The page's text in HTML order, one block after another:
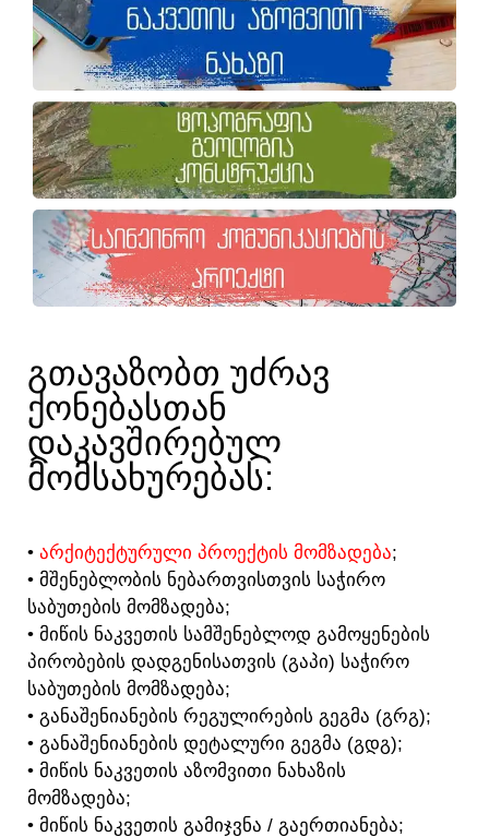
ᲒᲗᲐᲕᲐᲖᲝᲑᲗ ᲣᲫᲠᲐᲕ
ᲥᲝᲜᲔᲑᲐᲡᲗᲐᲜ
ᲓᲐᲙᲐᲕᲨᲘᲠᲔᲑᲣᲚ
ᲛᲝᲛᲡᲐᲮᲣᲠᲔᲑᲐᲡ:​
• ᲐᲠᲥᲘᲢᲔᲥᲢᲣᲠᲣᲚᲘ ᲞᲠᲝᲔᲥᲢᲘᲡ ᲛᲝᲛᲖᲐᲓᲔᲑᲐ;
• ᲛᲨᲔᲜᲔᲑᲚᲝᲑᲘᲡ ᲜᲔᲑᲐᲠᲗᲕᲘᲡᲗᲕᲘᲡ ᲡᲐᲭᲘᲠᲝ
ᲡᲐᲑᲣᲗᲔᲑᲘᲡ ᲛᲝᲛᲖᲐᲓᲔᲑᲐ;
• ᲛᲘᲬᲘᲡ ᲜᲐᲙᲕᲔᲗᲘᲡ ᲡᲐᲛᲨᲔᲜᲔᲑᲚᲝᲓ ᲒᲐᲛᲝᲧᲔᲜᲔᲑᲘᲡ
ᲞᲘᲠᲝᲑᲔᲑᲘᲡ ᲓᲐᲓᲒᲔᲜᲘᲡᲐᲗᲕᲘᲡ (ᲒᲐᲞᲘ) ᲡᲐᲭᲘᲠᲝ
ᲡᲐᲑᲣᲗᲔᲑᲘᲡ ᲛᲝᲛᲖᲐᲓᲔᲑᲐ;
• ᲒᲐᲜᲐᲨᲔᲜᲘᲐᲜᲔᲑᲘᲡ ᲠᲔᲒᲣᲚᲘᲠᲔᲑᲘᲡ ᲒᲔᲒᲛᲐ (ᲒᲠᲒ);
• ᲒᲐᲜᲐᲨᲔᲜᲘᲐᲜᲔᲑᲘᲡ ᲓᲔᲢᲐᲚᲣᲠᲘ ᲒᲔᲒᲛᲐ (ᲒᲓᲒ);
• ᲛᲘᲬᲘᲡ ᲜᲐᲙᲕᲔᲗᲘᲡ ᲐᲖᲝᲛᲕᲘᲗᲘ ᲜᲐᲮᲐᲖᲘᲡ
ᲛᲝᲛᲖᲐᲓᲔᲑᲐ;
• ᲛᲘᲬᲘᲡ ᲜᲐᲙᲕᲔᲗᲘᲡ ᲒᲐᲛᲘᲯᲕᲜᲐ / ᲒᲐᲔᲠᲗᲘᲐᲜᲔᲑᲐ;